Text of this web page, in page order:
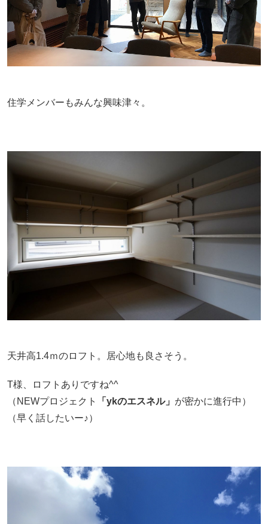
住学メンバーもみんな興味津々。
天井高1.4ｍのロフト。居心地も良さそう。
T様、ロフトありですね^^
（NEWプロジェクト
「ykのエスネル」 が密かに進行中）
（早く話したいー♪）